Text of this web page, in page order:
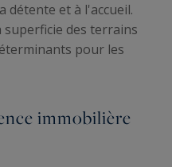
détente et à l'accueil.
superficie des terrains
pour les
immobilière